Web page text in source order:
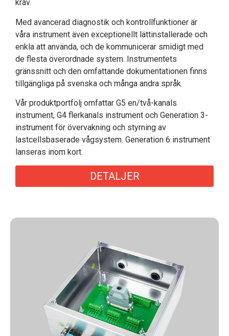
krav.
Med avancerad diagnostik och kontrollfunktioner är
våra instrument även exceptionellt lättinstallerade och
enkla att använda, och de kommunicerar smidigt med
de flesta överordnade system. Instrumentets
gränssnitt och den omfattande dokumentationen finns
tillgängliga på svenska och många andra språk.
Vår produktportfölj omfattar G5 en/två-kanals
instrument, G4 flerkanals instrument och Generation 3-
instrument för övervakning och styrning av
lastcellsbaserade vågsystem. Generation 6 instrument
lanseras inom kort.
DETALJER